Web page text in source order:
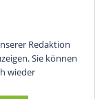
Redaktion
Sie können
wieder